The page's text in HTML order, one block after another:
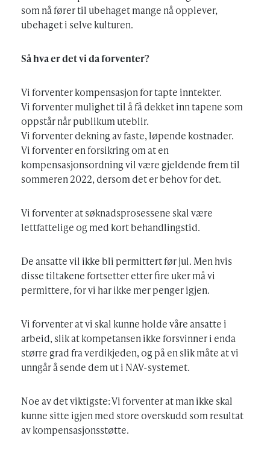
som nå fører til ubehaget mange nå opplever,
ubehaget i selve kulturen.
Så hva er det vi da forventer?
Vi forventer kompensasjon for tapte inntekter.
Vi forventer mulighet til å få dekket inn tapene som
oppstår når publikum uteblir.
Vi forventer dekning av faste, løpende kostnader.
Vi forventer en forsikring om at en
kompensasjonsordning vil være gjeldende frem til
sommeren 2022, dersom det er behov for det.
Vi forventer at søknadsprosessene skal være
lettfattelige og med kort behandlingstid.
De ansatte vil ikke bli permittert før jul. Men hvis
disse tiltakene fortsetter etter fire uker må vi
permittere, for vi har ikke mer penger igjen.
Vi forventer at vi skal kunne holde våre ansatte i
arbeid, slik at kompetansen ikke forsvinner i enda
større grad fra verdikjeden, og på en slik måte at vi
unngår å sende dem ut i NAV-systemet.
Noe av det viktigste: Vi forventer at man ikke skal
kunne sitte igjen med store overskudd som resultat
av kompensasjonsstøtte.